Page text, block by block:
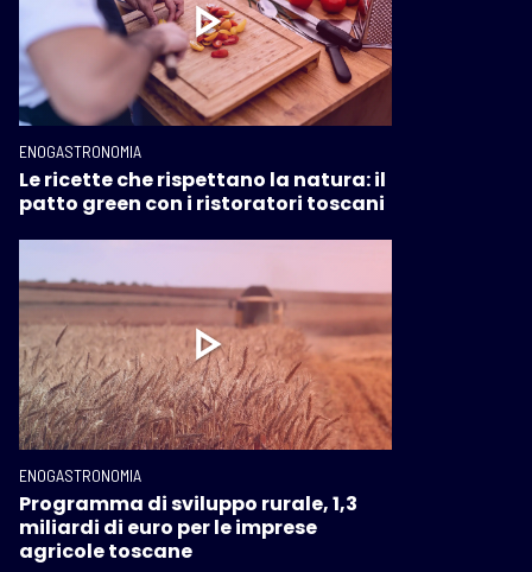
ENOGASTRONOMIA
Le ricette che rispettano la natura: il
patto green con i ristoratori toscani
ENOGASTRONOMIA
Programma di sviluppo rurale, 1,3
miliardi di euro per le imprese
agricole toscane